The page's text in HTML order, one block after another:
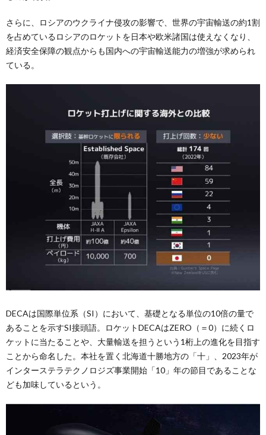
さらに、ロシアのウクライナ侵攻の影響で、世界の宇宙輸送の約1割
を占めているロシアのロケットを日本や欧米諸国は使えなくなり、
経済安全保障の観点からも国内への宇宙輸送能力の増強が求められ
ている。
DECAは国際単位系（SI）において、基礎となる単位の10倍の量で
あることを示すSI接頭語。ロケットDECAはZERO（＝0）に続くロ
ケットに当たることや、大量輸送を担うという1桁上の進化を目指す
ことから命名した。本社を置く北海道十勝地方の「十」、2023年が
インターステラテクノロジズ事業開始「10」年の節目であることな
ども加味しているという。